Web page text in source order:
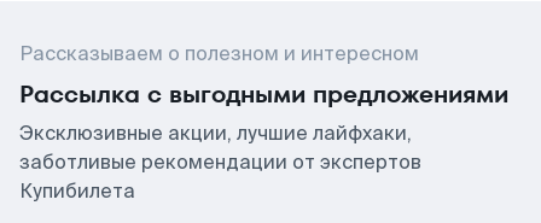
Рассказываем о полезном и интересном
Рассылка с выгодными предложениями
Эксклюзивные акции, лучшие лайфхаки,
заботливые рекомендации от экспертов
Купибилета